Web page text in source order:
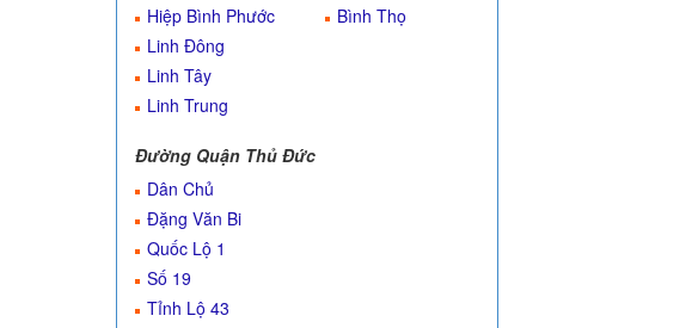
Hiệp Bình Phước
Linh Đông
Linh Tây
Linh Trung
Bình Thọ
Đường Quận Thủ Đức
Dân Chủ
Đặng Văn Bi
Quốc Lộ 1
Số 19
Tỉnh Lộ 43